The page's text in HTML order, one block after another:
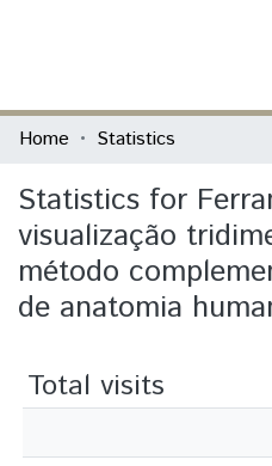
Communities & Collections
All of DSpace
Home Statistics
Statistics for
visualização
método
de anatomia
Total visits